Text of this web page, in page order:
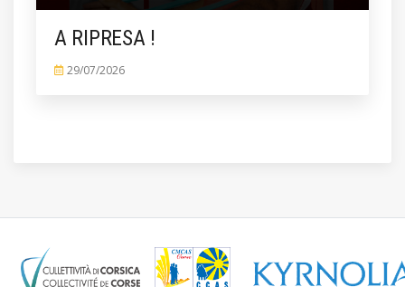
A RIPRESA !
29/07/2026